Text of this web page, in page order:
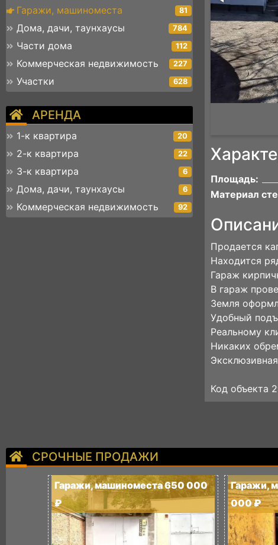
Гаражи, машиноместа 81
Дома, дачи, таунхаусы 784
Части дома 112
Коммерческая недвижимость 227
Участки 628
АРЕНДА
1-к квартира 20
2-к квартира 22
3-к квартира 6
Дома, дачи, таунхаусы 6
Коммерческая недвижимость 92
Площадь:
Материал
Продается
Находится
Гараж
В гараж
Земля
Удобный
Реальному
Никаких
Код объекта
СРОЧНЫЕ ПРОДАЖИ
Гаражи, машиноместа 650 000
₽
Гаражи,
000 ₽